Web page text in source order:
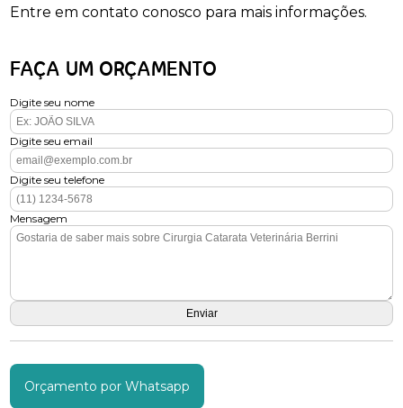
Entre em contato conosco para mais informações.
FAÇA UM ORÇAMENTO
Digite seu nome
Digite seu email
Digite seu telefone
Mensagem
Orçamento por Whatsapp